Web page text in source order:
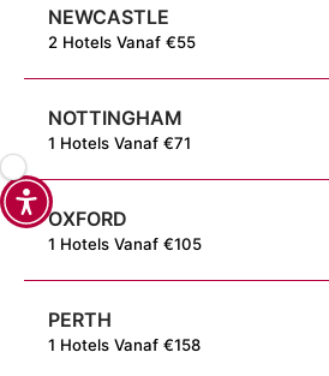
NEWCASTLE
2 Hotels Vanaf €55
NOTTINGHAM
1 Hotels Vanaf €71
OXFORD
1 Hotels Vanaf €105
PERTH
1 Hotels Vanaf €158